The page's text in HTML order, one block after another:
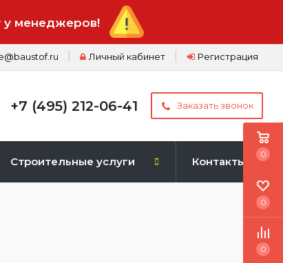
у менеджеров!
Регистрация
Личный кабинет
+7 (495) 212-06-41 Заказать звонок
Строительные услуги Контакты
0
0
0